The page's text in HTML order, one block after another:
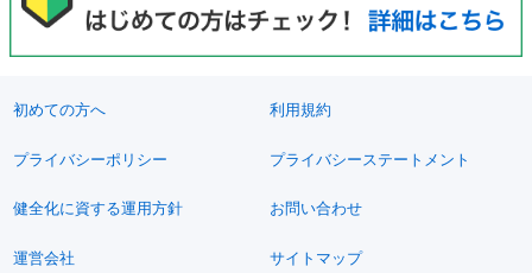
初めての方へ 利用規約
プライバシーポリシー プライバシーステートメント
健全化に資する運用方針 お問い合わせ
運営会社 サイトマップ